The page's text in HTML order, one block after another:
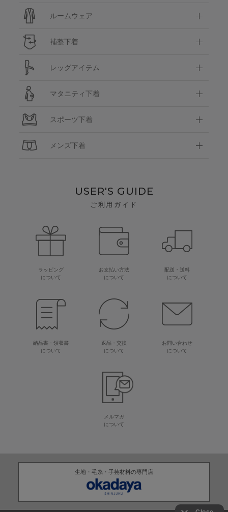
ルームウェア
補整下着
レッグアイテム
マタニティ下着
スポーツ下着
メンズ下着
USER'S GUIDE
ご利用ガイド
ラッピング
について
お支払い方法
について
配送・送料
について
納品書・領収書
について
返品・交換
について
お問い合わせ
について
メルマガ
について
生地・毛糸・手芸材料の専門店